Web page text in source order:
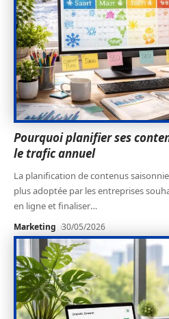
Pourquoi planifier ses
le trafic annuel
La planification de contenus
plus adoptée par les entreprises
en ligne et finaliser…
Marketing 30/05/2026